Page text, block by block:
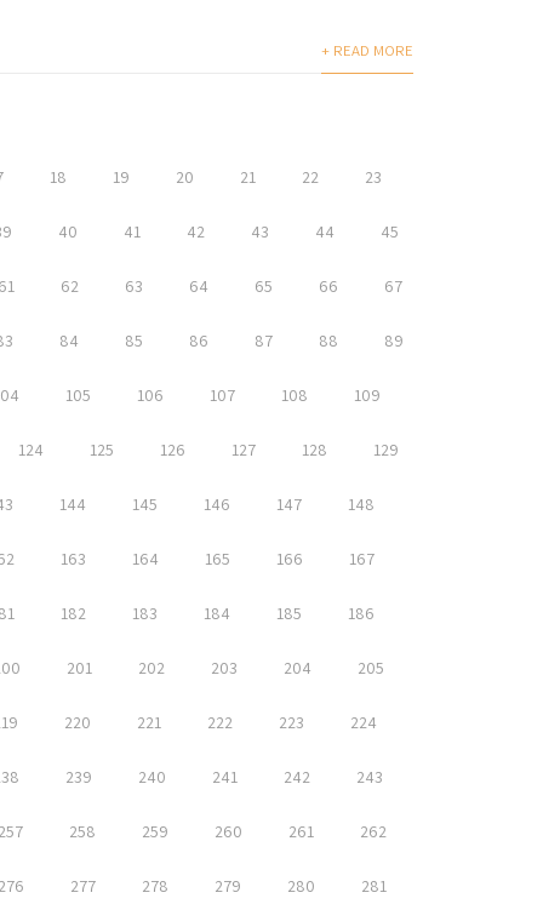
+ READ MORE
18 19 20 21 22 23
40 41 42 43 44 45
62 63 64 65 66 67
84 85 86 87 88 89
105 106 107 108 109
124 125 126 127 128 129
144 145 146 147 148
163 164 165 166 167
182 183 184 185 186
201 202 203 204 205
220 221 222 223 224
239 240 241 242 243
258 259 260 261 262
277 278 279 280 281